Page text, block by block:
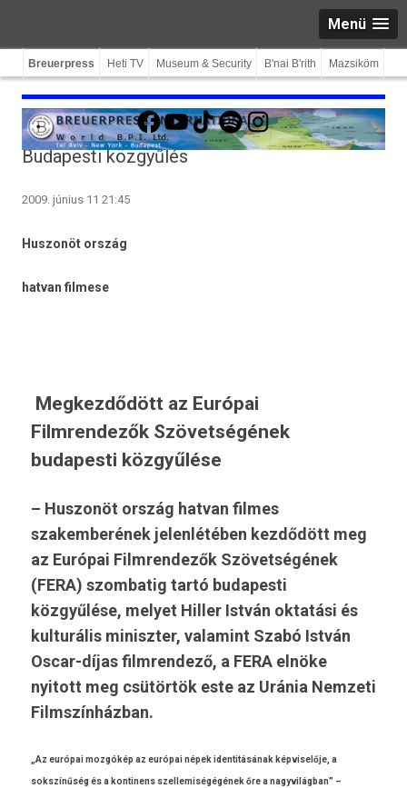
Menü
Breuerpress Heti TV Museum & Security B'nai B'rith Mazsiköm
Facebook
YouTube
TikTokSpotifyInstagram
Budapesti közgyűlés
2009. június 11 21:45
Hus­zonöt ország
hat­van fil­mese
Megkezdődött az Európai
Filmrendezők Szövetségének
budapesti közgyűlése
– Huszonöt ország hatvan filmes
szakemberének jelenlétében kezdődött meg
az Európai Filmrendezők Szövetségének
(FERA) szombatig tartó budapesti
közgyűlése, melyet Hiller István oktatási és
kulturális miniszter, valamint Szabó István
Oscar-díjas filmrendező, a FERA elnöke
nyitott meg csütörtök este az Uránia Nemzeti
Filmszínházban.
„Az európai mozgókép az európai népek iden­titásának kép­viselője, a
sokszínűség és a kon­tinens szel­lemiségégének őre a nagyvilág­ban” –